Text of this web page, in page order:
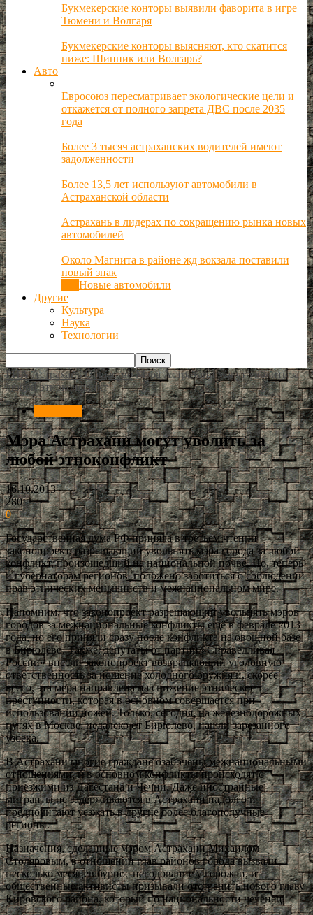
Букмекерские конторы выявили фаворита в игре
Тюмени и Волгаря
Букмекерские конторы выясняют, кто скатится
ниже: Шинник или Волгарь?
Авто
Евросоюз пересматривает экологические цели и
откажется от полного запрета ДВС после 2035
года
Более 3 тысяч астраханских водителей имеют
задолженности
Более 13,5 лет используют автомобили в
Астраханской области
Астрахань в лидерах по сокращению рынка новых
автомобилей
Около Магнита в районе жд вокзала поставили
новый знак
Новые автомобили
Другие
Культура
Наука
Технологии
РИА Астрахань Общество Мэра Астрахани могут уволить за
любой этноконфликт
Мэра Астрахани могут уволить за
любой этноконфликт
16.10.2013
280
0
Государственная дума РФ приняла в третьем чтении
законопроект, разрешающий увольнять мэра города за любой
конфликт, произошедший на национальной почве. Но, теперь
и губернаторам регионов положено заботиться о соблюдении
прав этнических меньшинств и межнациональном мире.
Напомним, что законопроект разрешающий увольнять мэров
городов за межнациональные конфликты ещё в феврале 2013
года, но его приняли сразу после конфликта на овощной базе
в Бирюлево. Также, депутаты от партии «Справедливая
России» внесли законопроект возвращающий уголовную
ответственность за ношение холодного оружия и, скорее
всего, эта мера направлена на снижение этническое
преступности, которая в основном совершается при
использовании ножей. Только, сегодня, на железнодорожных
путях в Москве, недалеко от Бирюлево, нашли зарезанного
узбека.
В Астрахани многие граждане озабочены межнациональными
отношениями, и в основном конфликты происходят с
приезжими из Дагестана и Чечни. Даже иностранные
мигранты не задерживаются в Астрахани надолго и
предпочитают уезжать в другие более благополучные
регионы.
Назначения, сделанные мэром Астрахани Михаилом
Столяровым, в отношении глав районов города вызвали
несколько месяцев бурное негодование у горожан, и
общественные активисты призывали отстранить нового главу
Кировского района, который по национальности чеченец.